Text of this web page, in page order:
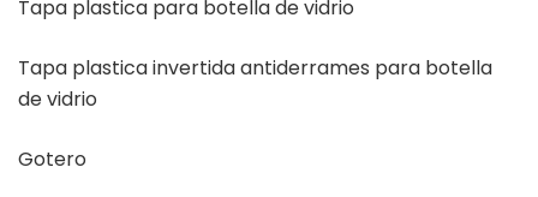
Tapa plastica para botella de vidrio
Tapa plastica invertida antiderrames para botella
de vidrio
Gotero